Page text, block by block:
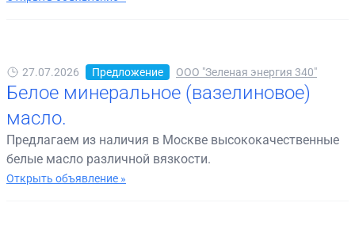
27.07.2026 Предложение ООО "Зеленая энергия 340"
Белое минеральное (вазелиновое)
масло.
Предлагаем из наличия в Москве высококачественные
белые масло различной вязкости.
Открыть объявление »